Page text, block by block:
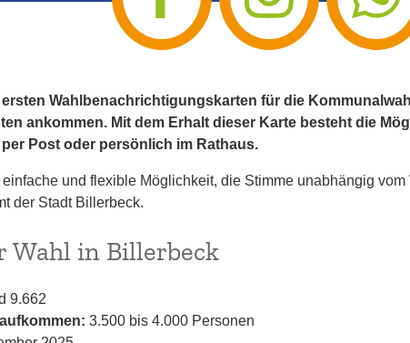
Wahlbenachrichtigungskarten für die
ankommen. Mit dem Erhalt dieser Karte besteht die
Post oder persönlich im Rathaus.
und flexible Möglichkeit, die Stimme unabhängig vom
der Stadt Billerbeck.
Wahl in Billerbeck
9.662
3.500 bis 4.000 Personen